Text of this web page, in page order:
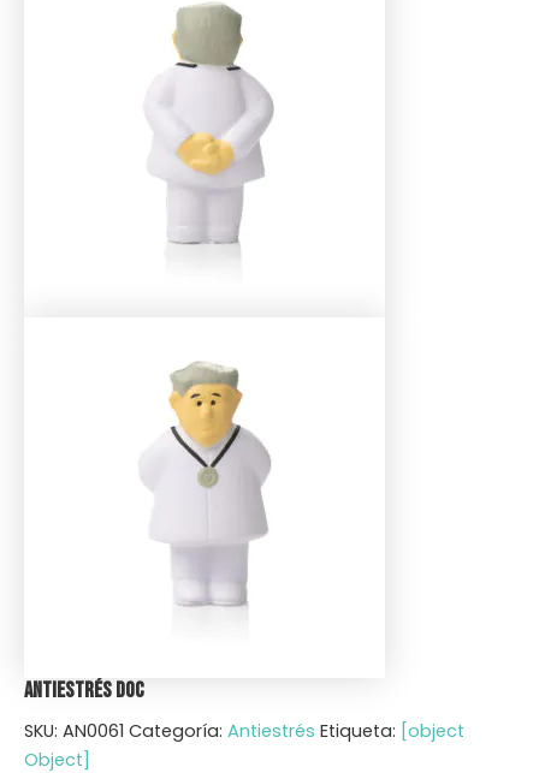
Antiestrés Doc
SKU: AN0061 Categoría: Antiestrés Etiqueta: [object
Object]